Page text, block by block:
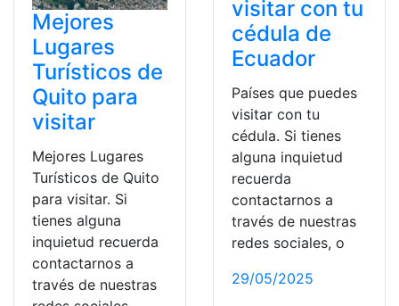
Mejores
Lugares
Turísticos de
Quito para
visitar
Mejores Lugares
Turísticos de Quito
para visitar. Si
tienes alguna
inquietud recuerda
contactarnos a
través de nuestras
visitar con tu
cédula de
Ecuador
Países que puedes
visitar con tu
cédula. Si tienes
alguna inquietud
recuerda
contactarnos a
través de nuestras
redes sociales, o
29/05/2025